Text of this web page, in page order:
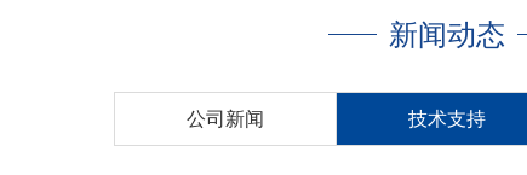
新闻动态
公司新闻 技术支持